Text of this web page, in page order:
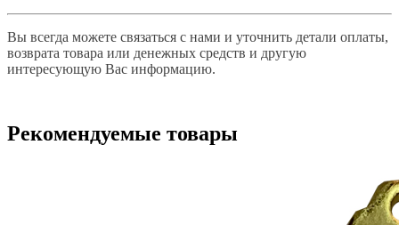
Вы всегда можете связаться с нами и уточнить детали оплаты,
возврата товара или денежных средств и другую
интересующую Вас информацию.
Рекомендуемые товары